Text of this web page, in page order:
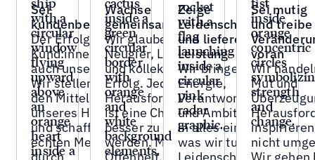
Sei
kundenbesessen
Der Erfolg unserer
Kund:innen ist
auch unser Erfolg.
Wir stellen sie in
den Mittelpunkt
unseres Handelns
und schaffen
echten Mehrwert
durch
Wachse
gemeinsam
Wir glauben an
Neugier, Lernen
und kollektiven
Erfolg. Jede
Herausforderung
ist eine Chance,
besser zu
werden. Mit
Offenheit,
Zeige
Leidenschaft
und liefere
Leistung
Wir bringen
Energie,
Verantwortung
und Ambition
in alles ein,
was wir tun.
Leidenschaft
Sei mutig
und treibe
voran
Wir
Mut und
nicht
Wir gehen